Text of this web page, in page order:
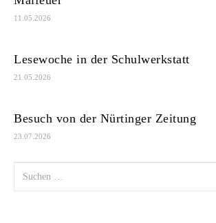
11.05.2026
Lesewoche in der Schulwerkstatt
21.05.2026
Besuch von der Nürtinger Zeitung
23.07.2026